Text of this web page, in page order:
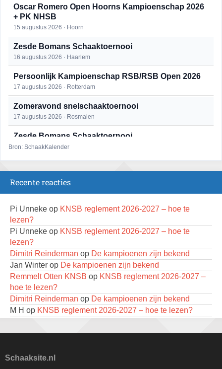
Oscar Romero Open Hoorns Kampioenschap 2026
+ PK NHSB
15 augustus 2026 · Hoorn
Zesde Bomans Schaaktoernooi
16 augustus 2026 · Haarlem
Persoonlijk Kampioenschap RSB/RSB Open 2026
17 augustus 2026 · Rotterdam
Zomeravond snelschaaktoernooi
17 augustus 2026 · Rosmalen
Zesde Bomans Schaaktoernooi
17 augustus 2026 · Haarlem
Persoonlijk Kampioenschap RSB/RSB Open 2026
18 augustus 2026 · Rotterdam
Mat op ‘t Wad
22 augustus 2026 · Den Burg, Texel
Simultaan The Butcher
22 augustus 2026 · Utrecht
Open 6e Senioren-50+ Zomer-rapidschaaktoernooi
22 augustus 2026 · Udenhout, Gemeente Tilburg
2e Utrechts kroegloperstoernooi
23 augustus 2026 · Udenhout, Gemeente Tilburg
Bron: SchaakKalender
Recente reacties
Pi Unneke op KNSB reglement 2026-2027 – hoe te
lezen?
Pi Unneke op KNSB reglement 2026-2027 – hoe te
lezen?
Dimitri Reinderman op De kampioenen zijn bekend
Jan Winter op De kampioenen zijn bekend
Remmelt Otten KNSB op KNSB reglement 2026-2027 –
hoe te lezen?
Dimitri Reinderman op De kampioenen zijn bekend
M H op KNSB reglement 2026-2027 – hoe te lezen?
Frits FritschyopDe kampioenen zijn bekend
Hendrikom op
Schaaksite.nl